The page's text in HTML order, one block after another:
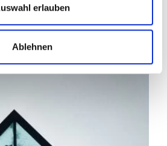
erlauben
Ablehnen